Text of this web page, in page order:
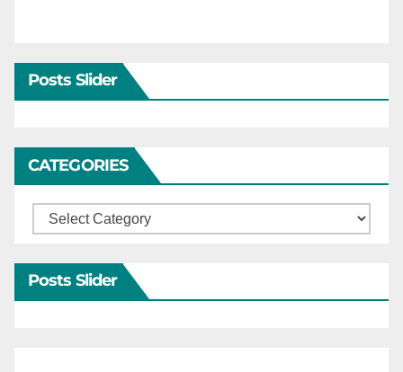
Posts Slider
CATEGORIES
Categories
Posts Slider